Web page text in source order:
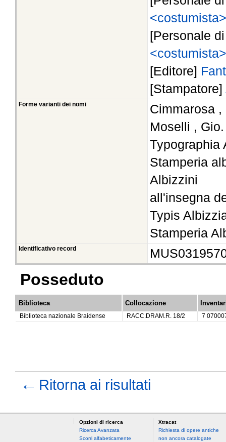
<costumista>
[Personale
<costumista>
[Editore]
[Stampatore]
Forme varianti dei nomi
Cimmarosa
Moselli ,
Typographia
Stamperia
Albizzini
all'insegna
Typis
Stamperia
Identificativo record
Posseduto
Biblioteca Collocazione
Biblioteca nazionale Braidense RACC.DRAM.R. 18/2 7
← Ritorna ai risultati
Opzioni di ricerca
Ricerca Avanzata
Scorri alfabeticamente
Xtracat
Richiesta di opere antiche
non ancora catalogate